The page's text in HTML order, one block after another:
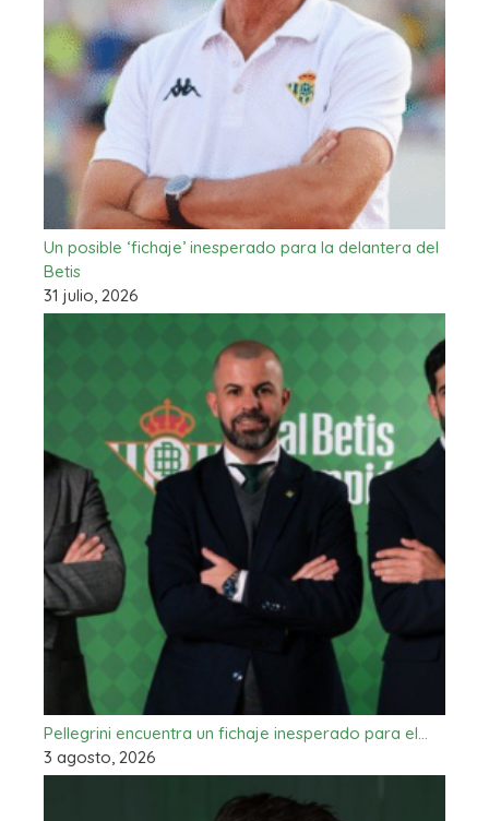
Un posible ‘fichaje’ inesperado para la delantera del
Betis
31 julio, 2026
Pellegrini encuentra un fichaje inesperado para el…
3 agosto, 2026